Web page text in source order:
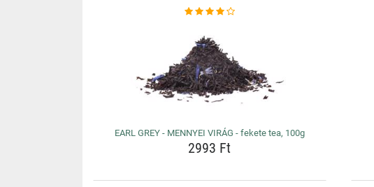
EARL GREY - MENNYEI VIRÁG - fekete tea, 100g
2993 Ft